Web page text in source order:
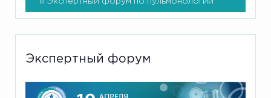
Экспертный форум